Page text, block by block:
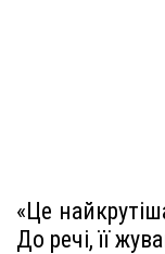
«Це
До речі, її